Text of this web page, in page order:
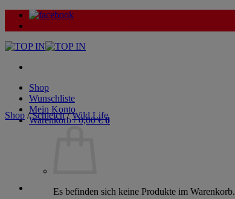
Zum
Inhalt
Shop
Wunschliste
Mein Konto
Warenkorb /0,00€ 0
Es befinden sich keine Produkte im Warenkorb.
Shop / Schleich / Wild Life